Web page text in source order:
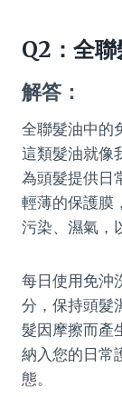
Q2：全
解答：
全聯髮油中的
這類髮油就像
為頭髮提供日
輕薄的保護膜
污染、濕氣，
每日使用免沖
分，保持頭髮
髮因摩擦而產
納入您的日常
態。